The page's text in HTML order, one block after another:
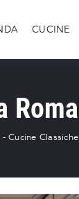
CUCINE
-Cucine Classiche